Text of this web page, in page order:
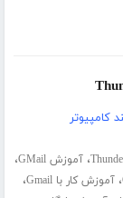
کامپیوتر
،آموزش GMail ،
،آموزش کار با Gmail ،